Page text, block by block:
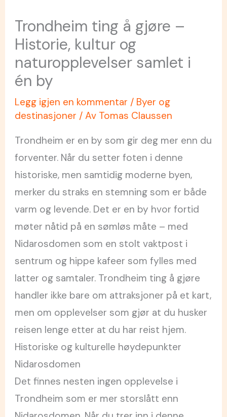
Trondheim ting å gjøre –
Historie, kultur og
naturopplevelser samlet i
én by
Legg igjen en kommentar / Byer og
destinasjoner / Av Tomas Claussen
Trondheim er en by som gir deg mer enn du
forventer. Når du setter foten i denne
historiske, men samtidig moderne byen,
merker du straks en stemning som er både
varm og levende. Det er en by hvor fortid
møter nåtid på en sømløs måte – med
Nidarosdomen som en stolt vaktpost i
sentrum og hippe kafeer som fylles med
latter og samtaler. Trondheim ting å gjøre
handler ikke bare om attraksjoner på et kart,
men om opplevelser som gjør at du husker
reisen lenge etter at du har reist hjem.
Historiske og kulturelle høydepunkter
Nidarosdomen
Det finnes nesten ingen opplevelse i
Trondheim som er mer storslått enn